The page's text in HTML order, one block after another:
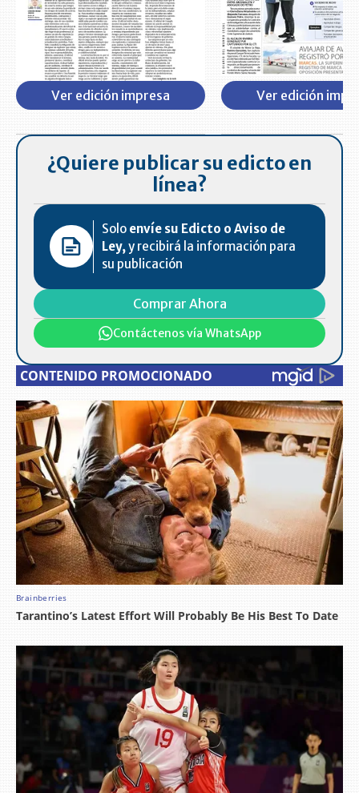
Ver edición impresa Ver edición
¿Quiere publicar su edicto en
línea?
Solo envíe su Edicto o Aviso de
Ley,y recibirá la información para
su publicación
Comprar Ahora
Contáctenos vía WhatsApp